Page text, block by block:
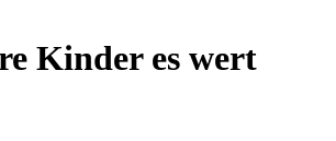
Kinder es wert